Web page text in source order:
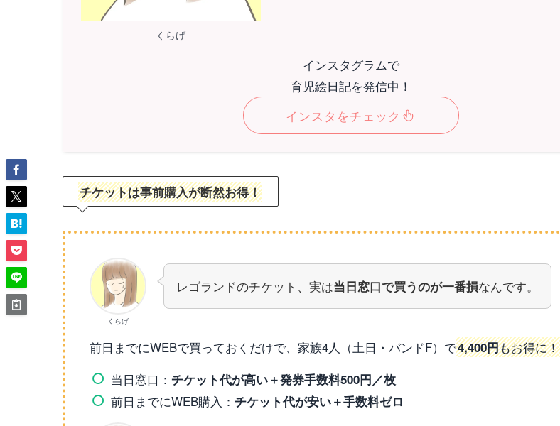
くらげ
インスタグラムで
育児絵日記を発信中！
インスタをチェック
チケットは事前購入が断然お得！
くらげ
レゴランドのチケット、実は当日窓口で買うのが一番損なんです。
前日までにWEBで買っておくだけで、家族4人（土日・バンドF）で4,400円もお得に！
当日窓口： チケット代が高い＋発券手数料500円／枚
前日までにWEB購入： チケット代が安い＋手数料ゼロ